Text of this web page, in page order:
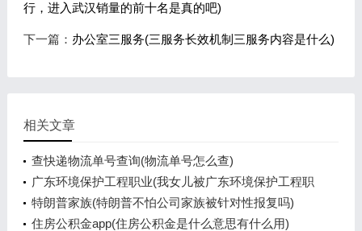
行，进入武汉销量的前十名是真的吧)
下一篇： 办公室三服务(三服务长效机制三服务内容是什么)
相关文章
查快递物流单号查询(物流单号怎么查)
广东环境保护工程职业(我女儿被广东环境保护工程职
业学院资源
特朗普家族(特朗普不怕公司家族被针对性报复吗)
住房公积金app(住房公积金是什么意思有什么用)